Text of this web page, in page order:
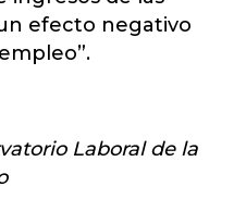
efecto negativo
Laboral de la